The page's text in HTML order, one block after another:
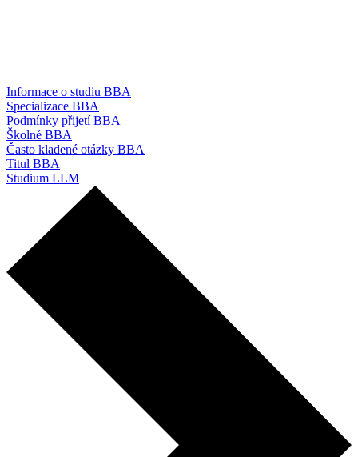
Informace o studiu BBA
Specializace BBA
Podmínky přijetí BBA
Školné BBA
Často kladené otázky BBA
Titul BBA
Studium LLM